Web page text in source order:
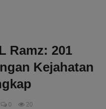
Ramz: 201
Kejahatan
0 20